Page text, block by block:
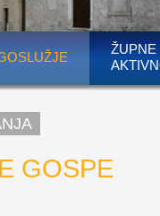
ŽUPNE
GOSPE